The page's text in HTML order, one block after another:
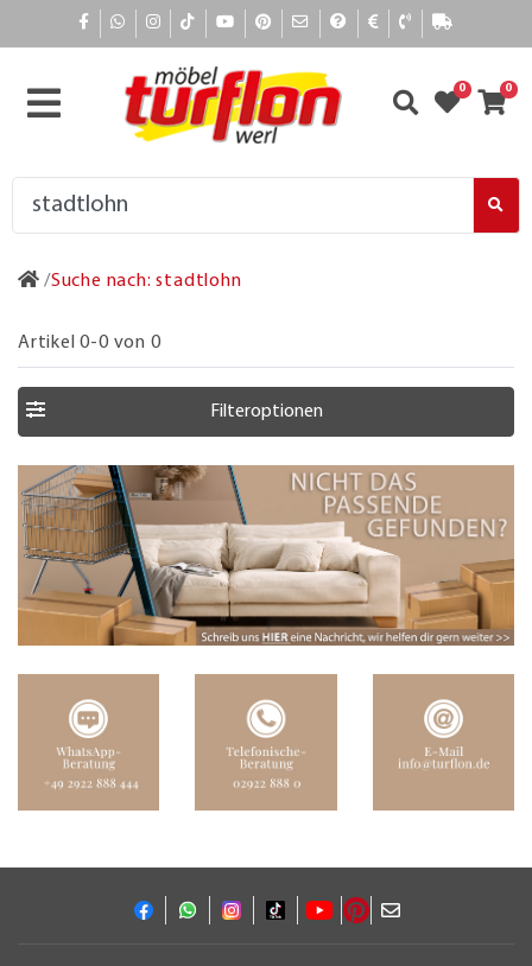
0 0
Suche nach: stadtlohn
Artikel 0-0 von 0
Filteroptionen